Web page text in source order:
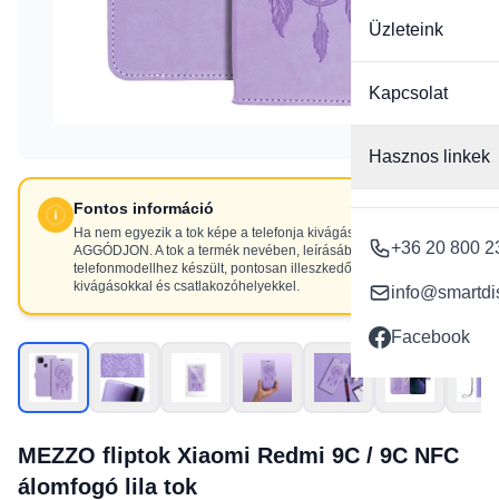
Üzleteink
Kapcsolat
Hasznos linkek
+36 20 800
Facebook
Fontos információ
Ha nem egyezik a tok képe a telefonja kivágásaival, NE
AGGÓDJON. A tok a termék nevében, leírásában szereplő
telefonmodellhez készült, pontosan illeszkedő
kivágásokkal és csatlakozóhelyekkel.
MEZZO fliptok Xiaomi Redmi 9C / 9C NFC
álomfogó lila tok